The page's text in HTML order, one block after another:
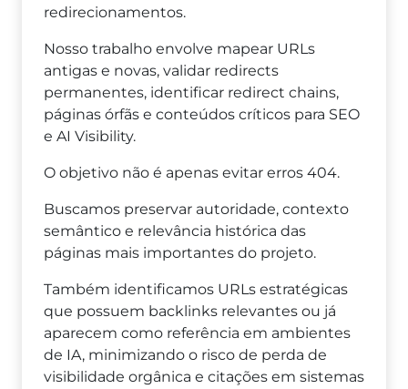
redirecionamentos.
Nosso trabalho envolve mapear URLs
antigas e novas, validar redirects
permanentes, identificar redirect chains,
páginas órfãs e conteúdos críticos para SEO
e AI Visibility.
O objetivo não é apenas evitar erros 404.
Buscamos preservar autoridade, contexto
semântico e relevância histórica das
páginas mais importantes do projeto.
Também identificamos URLs estratégicas
que possuem backlinks relevantes ou já
aparecem como referência em ambientes
de IA, minimizando o risco de perda de
visibilidade orgânica e citações em sistemas